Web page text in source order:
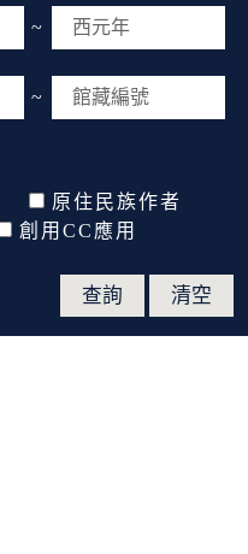
~
~
原住民族作者
創用CC應用